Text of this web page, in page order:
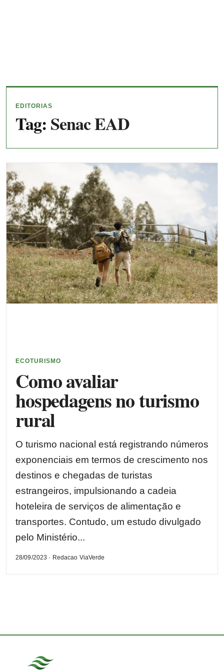
EDITORIAS
Tag: Senac EAD
ECOTURISMO
Como avaliar
hospedagens no turismo
rural
O turismo nacional está registrando números
exponenciais em termos de crescimento nos
destinos e chegadas de turistas
estrangeiros, impulsionando a cadeia
hoteleira de serviços de alimentação e
transportes. Contudo, um estudo divulgado
pelo Ministério...
28/09/2023 · Redacao ViaVerde